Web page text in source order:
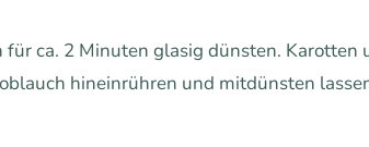
ca. 2 Minuten glasig dünsten.
hineinrühren und mitdünsten